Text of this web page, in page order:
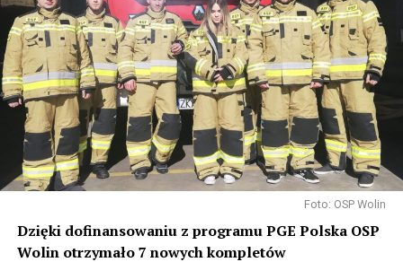
Foto: OSP Wolin
Dzięki dofinansowaniu z programu PGE Polska OSP
Wolin otrzymało 7 nowych kompletów